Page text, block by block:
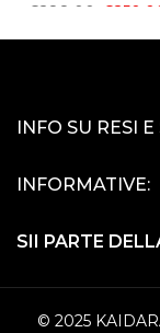
€288.00
INFO SU RESI
INFORMATIVE:
SII PARTE
© 2025